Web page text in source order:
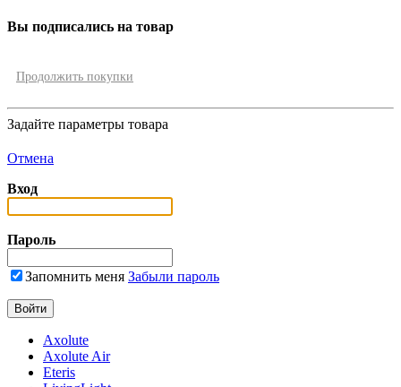
Вы подписались на товар
Продолжить покупки
Задайте параметры товара
Отмена
Вход
Пароль
Запомнить меня Забыли пароль
Axolute
Axolute Air
Eteris